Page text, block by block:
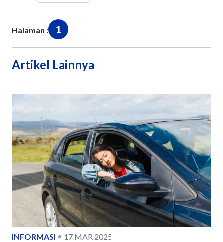
Halaman : 1
Artikel Lainnya
INFORMASI 17 MAR 2025